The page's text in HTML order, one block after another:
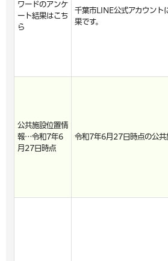
ワードのアンケ
ート結果はこち
ら
千葉市LINE公式アカウント
果です。
公共施設位置情
報…令和7年6
月27日時点
令和7年6月27日時点の公共